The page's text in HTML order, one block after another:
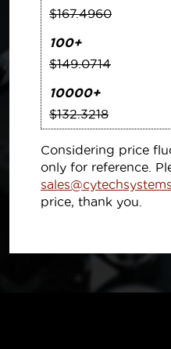
$167.4960
100+
$149.0714
10000+
$132.3218
Considering price
only for reference.
price, thank you.